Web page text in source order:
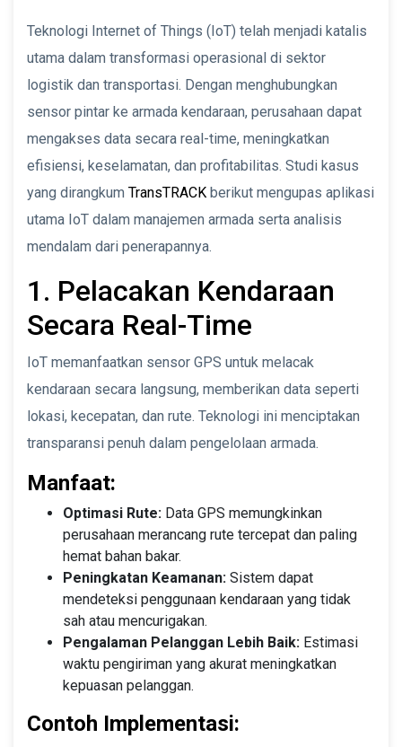
Teknologi Internet of Things (IoT) telah menjadi katalis
utama dalam transformasi operasional di sektor
logistik dan transportasi. Dengan menghubungkan
sensor pintar ke armada kendaraan, perusahaan dapat
mengakses data secara real-time, meningkatkan
efisiensi, keselamatan, dan profitabilitas. Studi kasus
yang dirangkum TransTRACK berikut mengupas aplikasi
utama IoT dalam manajemen armada serta analisis
mendalam dari penerapannya.
1. Pelacakan Kendaraan
Secara Real-Time
IoT memanfaatkan sensor GPS untuk melacak
kendaraan secara langsung, memberikan data seperti
lokasi, kecepatan, dan rute. Teknologi ini menciptakan
transparansi penuh dalam pengelolaan armada.
Manfaat:
Optimasi Rute: Data GPS memungkinkan
perusahaan merancang rute tercepat dan paling
hemat bahan bakar.
Peningkatan Keamanan: Sistem dapat
mendeteksi penggunaan kendaraan yang tidak
sah atau mencurigakan.
Pengalaman Pelanggan Lebih Baik: Estimasi
waktu pengiriman yang akurat meningkatkan
kepuasan pelanggan.
Contoh Implementasi: